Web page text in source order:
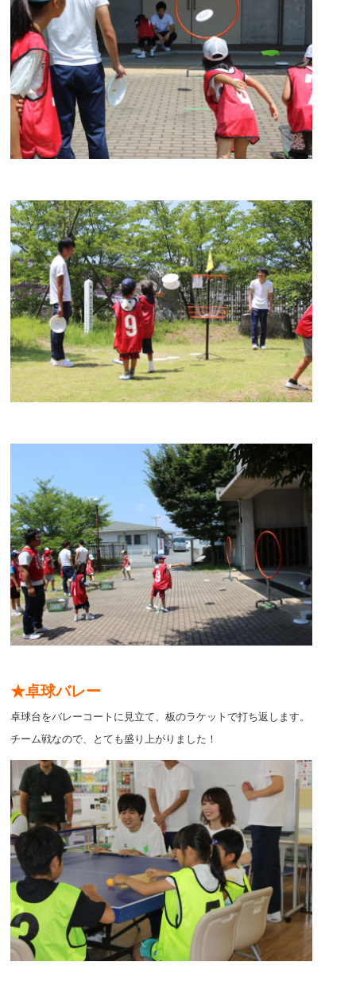
★卓球バレー
卓球台をバレーコートに見立て、板のラケットで打ち返します。
チーム戦なので、とても盛り上がりました！